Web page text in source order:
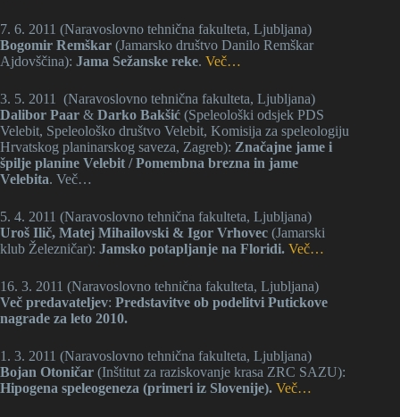
7. 6. 2011 (Naravoslovno tehnična fakulteta, Ljubljana)
Bogomir Remškar (Jamarsko društvo Danilo Remškar
Ajdovščina): Jama Sežanske reke. Več…
3. 5. 2011 (Naravoslovno tehnična fakulteta, Ljubljana)
Dalibor Paar & Darko Bakšić (Speleološki odsjek PDS
Velebit, Speleološko društvo Velebit, Komisija za speleologiju
Hrvatskog planinarskog saveza, Zagreb): Značajne jame i
špilje planine Velebit / Pomembna brezna in jame
Velebita. Več…
5. 4. 2011 (Naravoslovno tehnična fakulteta, Ljubljana)
Uroš Ilič, Matej Mihailovski & Igor Vrhovec (Jamarski
klub Železničar): Jamsko potapljanje na Floridi. Več…
16. 3. 2011 (Naravoslovno tehnična fakulteta, Ljubljana)
Več predavateljev: Predstavitve ob podelitvi Putickove
nagrade za leto 2010.
1. 3. 2011 (Naravoslovno tehnična fakulteta, Ljubljana)
Bojan Otoničar (Inštitut za raziskovanje krasa ZRC SAZU):
Hipogena speleogeneza (primeri iz Slovenije). Več…